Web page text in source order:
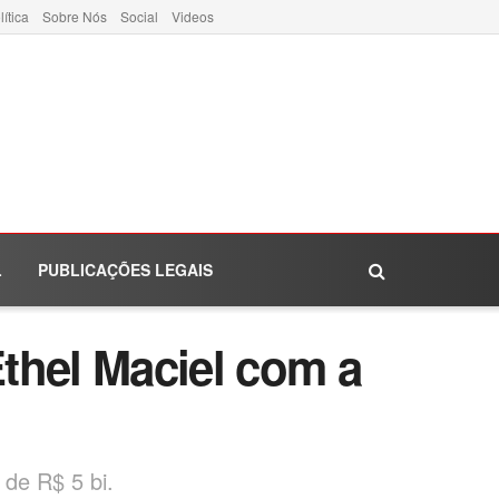
Sobre Nós Social Videos
PUBLICAÇÕES LEGAIS
Maciel com a
R$ 5 bi.